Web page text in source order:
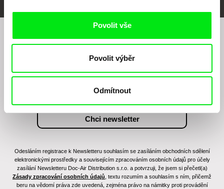
Povolit vše
Povolit výběr
Odmítnout
Chcete být pravidelně informováni o našem
filmovém programu?
Odesláním registrace k Newsletteru souhlasím se zasíláním obchodních sdělení
elektronickými prostředky a souvisejícím zpracováním osobních údajů pro účely
zasílání Newsletteru Doc-Air Distribution s.r.o. a potvrzuji, že jsem si přečetl(a)
Zásady zpracování osobních údajů , textu rozumím a souhlasím s ním, přičemž
beru na vědomí práva zde uvedená, zejména právo na námitky proti provádění